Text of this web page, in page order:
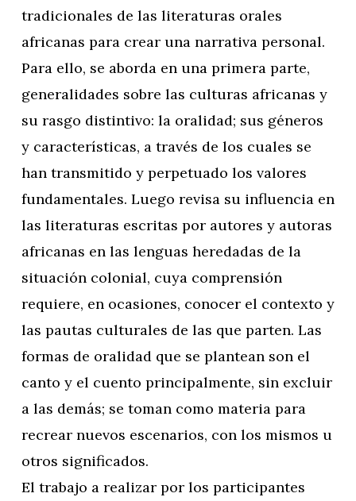
tradicionales de las literaturas orales
africanas para crear una narrativa personal.
Para ello, se aborda en una primera parte,
generalidades sobre las culturas africanas y
su rasgo distintivo: la oralidad; sus géneros
y características, a través de los cuales se
han transmitido y perpetuado los valores
fundamentales. Luego revisa su influencia en
las literaturas escritas por autores y autoras
africanas en las lenguas heredadas de la
situación colonial, cuya comprensión
requiere, en ocasiones, conocer el contexto y
las pautas culturales de las que parten. Las
formas de oralidad que se plantean son el
canto y el cuento principalmente, sin excluir
a las demás; se toman como materia para
recrear nuevos escenarios, con los mismos u
otros significados.
El trabajo a realizar por los participantes